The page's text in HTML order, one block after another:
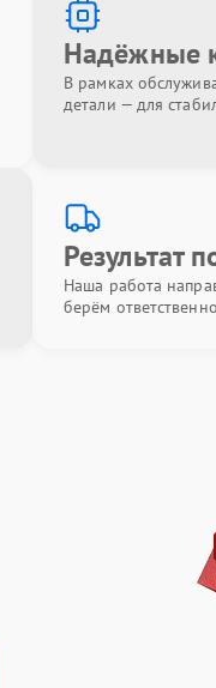
Надёжные
В рамках
детали — для
Результат
Наша работа
берём